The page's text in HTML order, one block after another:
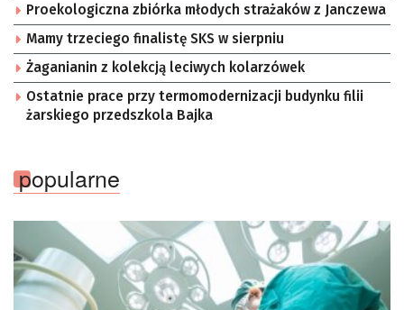
Proekologiczna zbiórka młodych strażaków z Janczewa
Mamy trzeciego finalistę SKS w sierpniu
Żaganianin z kolekcją leciwych kolarzówek
Ostatnie prace przy termomodernizacji budynku filii
żarskiego przedszkola Bajka
popularne